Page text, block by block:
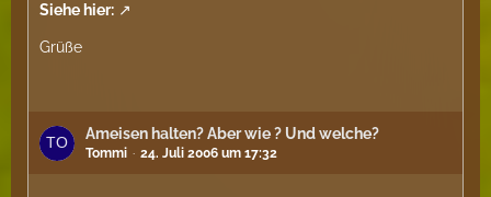
Siehe hier:
Grüße
Ameisen halten? Aber wie ? Und welche?
Tommi 24. Juli 2006 um 17:32